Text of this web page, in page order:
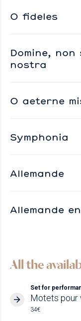
O fideles
Domine,
nostra
O aeterne
Symphonia
Allemande
Allemande
All the
Set for
Motets pour
34€